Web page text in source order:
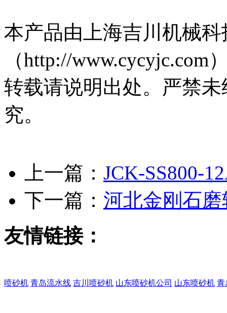
本产品由上海吉川机械
（http://
转载请说明出处。严禁
究。
上一篇： JCK-SS800-
下一篇： 河北金刚石
友情链接：
喷砂机 青岛流水线 吉川喷砂机 山东喷砂机公司 山东喷砂机 青